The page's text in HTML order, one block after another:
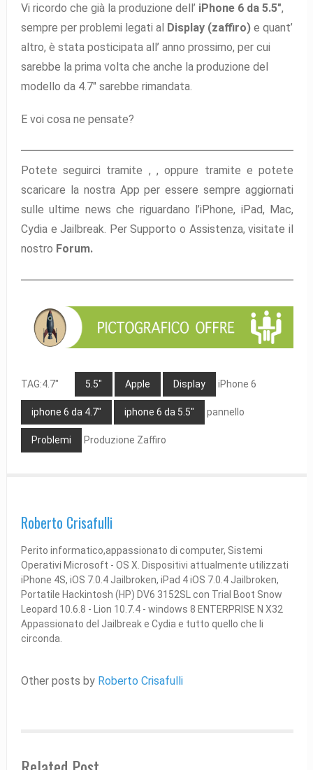
Vi ricordo che già la produzione dell’ iPhone 6 da 5.5″,
sempre per problemi legati al Display (zaffiro)e quant’
altro, è stata posticipata all’ anno prossimo, per cui
sarebbe la prima volta che anche la produzione del
modello da 4.7″ sarebbe rimandata.
E voi cosa ne pensate?
Potete seguirci tramite , ,oppure tramite e potete
scaricare la nostra App per essere sempre aggiornati
sulle ultime news che riguardano l’iPhone, iPad, Mac,
Cydia e Jailbreak. Per Supporto o Assistenza, visitate il
nostro Forum.
TAG:4.7" 5.5" Apple Display iPhone 6
iphone 6 da 4.7" iphone 6 da 5.5" pannello
Problemi Produzione Zaffiro
Roberto Crisafulli
Perito informatico,appassionato di computer, Sistemi
Operativi Microsoft - OS X. Dispositivi attualmente utilizzati
iPhone 4S, iOS 7.0.4 Jailbroken, iPad 4 iOS 7.0.4 Jailbroken,
Portatile Hackintosh (HP) DV6 3152SL con Trial Boot Snow
Leopard 10.6.8 - Lion 10.7.4 - windows 8 ENTERPRISE N X32
Appassionato del Jailbreak e Cydia e tutto quello che li
circonda.
Other posts by Roberto Crisafulli